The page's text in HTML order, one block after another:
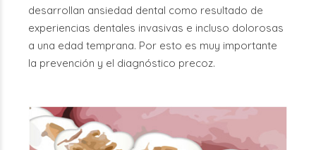
desarrollan ansiedad dental como resultado de
experiencias dentales invasivas e incluso dolorosas
a una edad temprana. Por esto es muy importante
la prevención y el diagnóstico precoz.